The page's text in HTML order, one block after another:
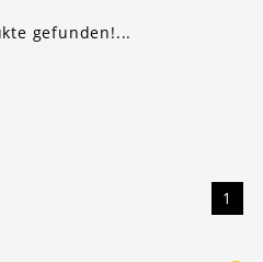
gefunden!...
1